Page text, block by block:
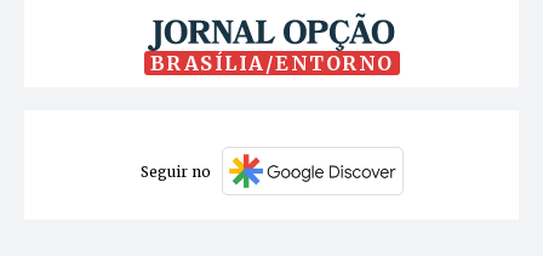
BRASÍLIA/ENTORNO
Seguir no